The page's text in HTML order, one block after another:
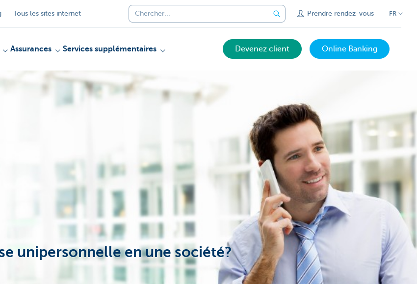
Tous les sites internet Prendre rendez-vous FR
Assurances Services supplémentaires Devenez client Online Banking
unipersonnelle en une société?